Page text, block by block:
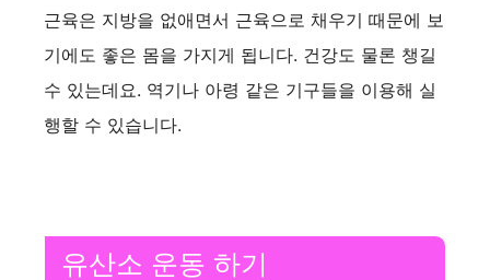
근육은 지방을 없애면서 근육으로 채우기 때문에 보
기에도 좋은 몸을 가지게 됩니다. 건강도 물론 챙길
수 있는데요. 역기나 아령 같은 기구들을 이용해 실
행할 수 있습니다.
유산소 운동 하기